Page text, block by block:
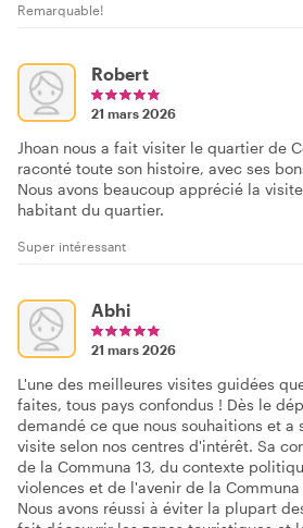
Remarquable!
Robert
21 mars 2026
Jhoan nous a fait visiter le quartier de
raconté toute son histoire, avec ses
Nous avons beaucoup apprécié la
habitant du quartier.
Super intéressant
Abhi
21 mars 2026
L'une des meilleures visites guidées
faites, tous pays confondus ! Dès le
demandé ce que nous souhaitions et a
visite selon nos centres d'intérêt. Sa
de la Communa 13, du contexte
violences et de l'avenir de la
Nous avons réussi à éviter la plupart